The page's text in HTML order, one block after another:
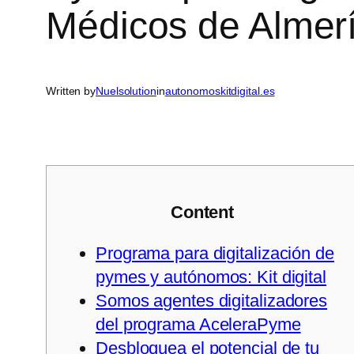
Médicos de
Written byNuelsolutioninautonomoskitdigital.es
Content
Programa para digitalización de
pymes y autónomos: Kit digital
Somos agentes digitalizadores
del programa AceleraPyme
Desbloquea el potencial de tu